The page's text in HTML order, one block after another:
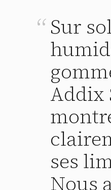
Sur
Addix
ses
Nous
Panneau de
cookies
En autorisant ces services
lecture de cookies et
Politique de confidentialité